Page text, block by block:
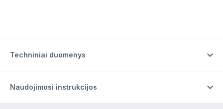
Techniniai duomenys
Naudojimosi instrukcijos